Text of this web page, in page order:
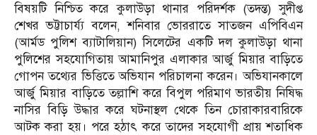
বিষয়টি নিশ্চিত করে কুলাউড়া থানার পরিদর্শক (তদন্ত) সুদীপ্ত
শেখর ভট্টাচার্য‌্য বলেন, শনিবার ভোররাতে সাতজন এপিবিএন
(আর্মড পুলিশ ব্যাটালিয়ান) সিলেটের একটি দল কুলাউড়া থানা
পুলিশের সহযোগিতায় আমানিপুর এলাকার আর্জু মিয়ার বাড়িতে
গোপন তথ্যের ভিত্তিতে অভিযান পরিচালনা করেন। অভিযানকালে
আর্জু মিয়ার বাড়িতে তল্লাশি করে বিপুল পরিমাণ ভারতীয় নিষিদ্ধ
নাসির বিড়ি উদ্ধার করে ঘটনাস্থল থেকে তিন চোরাকারবারিকে
আটক করা হয়। পরে হঠাৎ করে তাদের সহযোগী প্রায় শতাধিক